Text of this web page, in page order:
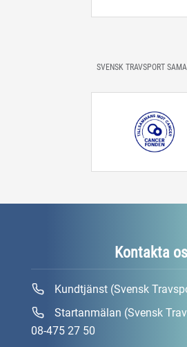
SVENSK TRAVSPORT
Kontakta
Kundtjänst (Svensk
Startanmälan (Svensk
08-475 27 50